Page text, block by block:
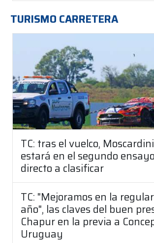
TURISMO CARRETERA
TC: tras el vuelco,
estará en el segundo
directo a clasificar
TC: "Mejoramos en la
año", las claves del buen
Chapur en la previa a
Uruguay